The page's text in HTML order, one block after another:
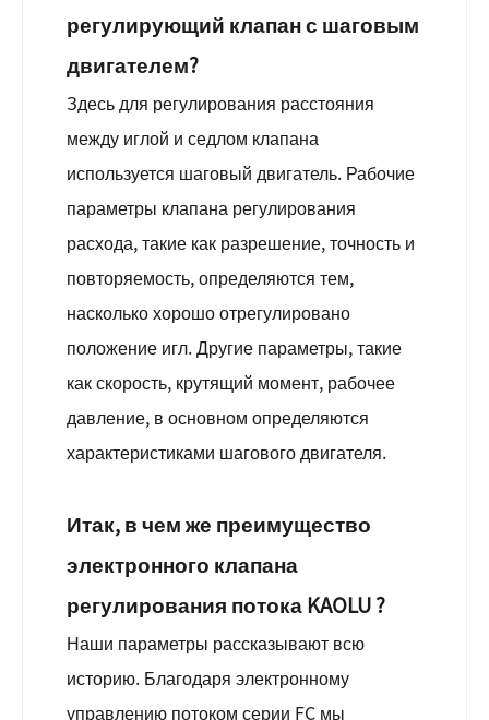
регулирующий клапан с шаговым
двигателем?
Здесь для регулирования расстояния
между иглой и седлом клапана
используется шаговый двигатель. Рабочие
параметры клапана регулирования
расхода, такие как разрешение, точность и
повторяемость, определяются тем,
насколько хорошо отрегулировано
положение игл. Другие параметры, такие
как скорость, крутящий момент, рабочее
давление, в основном определяются
характеристиками шагового двигателя.
Итак, в чем же преимущество
электронного клапана
регулирования потока KAOLU ?
Наши параметры рассказывают всю
историю. Благодаря электронному
управлению потоком серии FC мы